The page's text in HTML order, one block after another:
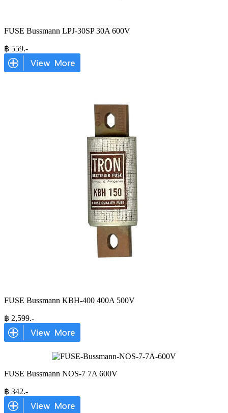
FUSE Bussmann LPJ-30SP 30A 600V
฿ 559.-
FUSE Bussmann KBH-400 400A 500V
฿ 2,599.-
FUSE Bussmann NOS-7 7A 600V
฿ 342.-